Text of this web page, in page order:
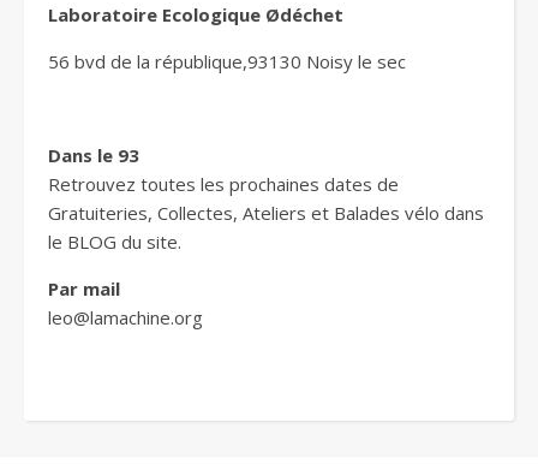
Laboratoire Ecologique Ødéchet
56 bvd de la république,93130 Noisy le sec
Dans le 93
Retrouvez toutes les prochaines dates de
Gratuiteries, Collectes, Ateliers et Balades vélo dans
le BLOG du site.
Par mail
leo@lamachine.org